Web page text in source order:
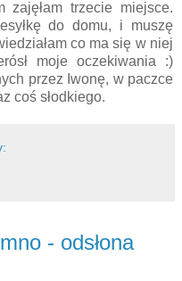
zajęłam trzecie miejsce.
do domu, i muszę
co ma się w niej
moje oczekiwania :)
przez Iwonę, w paczce
coś słodkiego.
- odsłona